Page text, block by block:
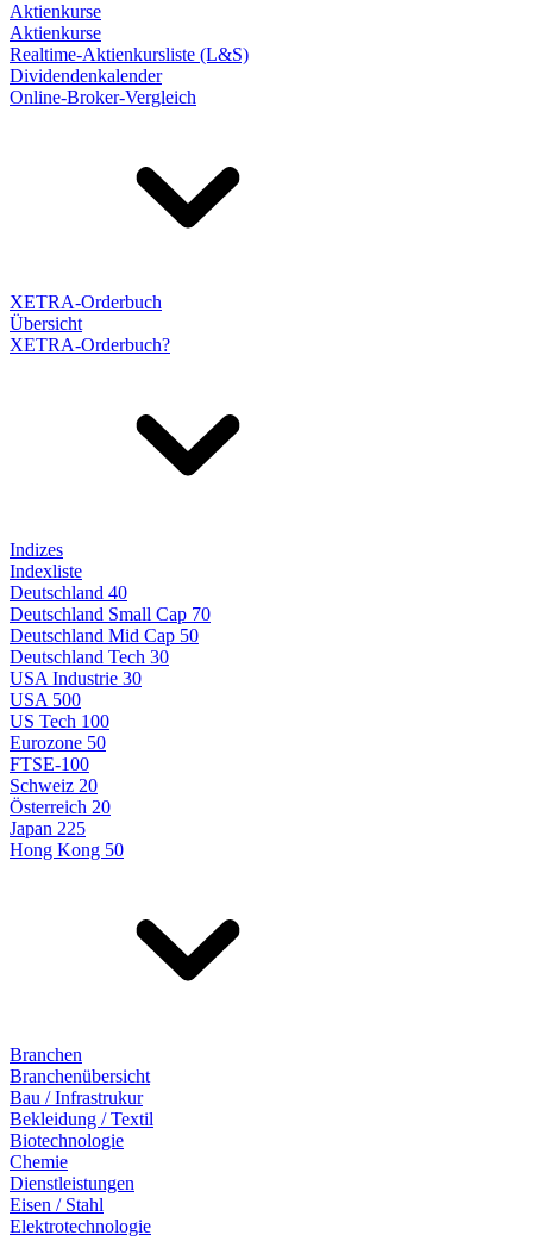
Aktienkurse
Aktienkurse
Realtime-Aktienkursliste (L&S)
Dividendenkalender
Online-Broker-Vergleich
XETRA-Orderbuch
Übersicht
XETRA-Orderbuch?
Indizes
Indexliste
Deutschland 40
Deutschland Small Cap 70
Deutschland Mid Cap 50
Deutschland Tech 30
USA Industrie 30
USA 500
US Tech 100
Eurozone 50
FTSE-100
Schweiz 20
Österreich 20
Japan 225
Hong Kong 50
Branchen
Branchenübersicht
Bau / Infrastrukur
Bekleidung / Textil
Biotechnologie
Chemie
Dienstleistungen
Eisen / Stahl
Elektrotechnologie